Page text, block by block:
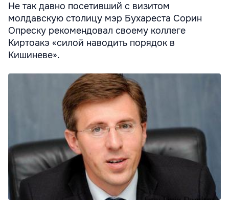
Не так давно посетивший с визитом
молдавскую столицу мэр Бухареста Сорин
Опреску рекомендовал своему коллеге
Киртоакэ «силой наводить порядок в
Кишиневе».